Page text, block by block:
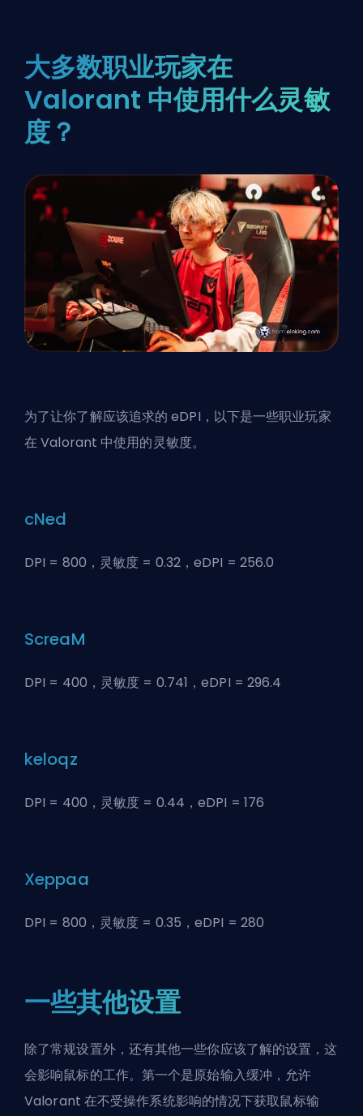
大多数职业玩家在
Valorant 中使用什么灵敏
度？
为了让你了解应该追求的 eDPI，以下是一些职业玩家
在 Valorant 中使用的灵敏度。
cNed
DPI = 800，灵敏度 = 0.32，eDPI = 256.0
ScreaM
DPI = 400，灵敏度 = 0.741，eDPI = 296.4
keloqz
DPI = 400，灵敏度 = 0.44，eDPI = 176
Xeppaa
DPI = 800，灵敏度 = 0.35，eDPI = 280
一些其他设置
除了常规设置外，还有其他一些你应该了解的设置，这
会影响鼠标的工作。第一个是原始输入缓冲，允许
Valorant 在不受操作系统影响的情况下获取鼠标输